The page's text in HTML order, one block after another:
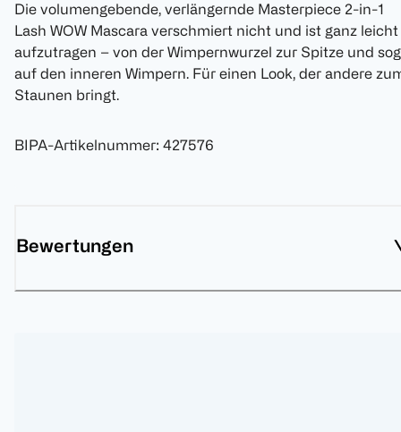
Die volumengebende, verlängernde Masterpiece 2-in-1
Lash WOW Mascara verschmiert nicht und ist ganz leicht
aufzutragen – von der Wimpernwurzel zur Spitze und
auf den inneren Wimpern. Für einen Look, der andere
Staunen bringt.
BIPA-Artikelnummer: 427576
Bewertungen